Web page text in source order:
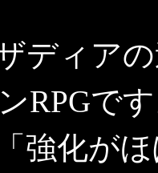
ディア
RPGで
強化が